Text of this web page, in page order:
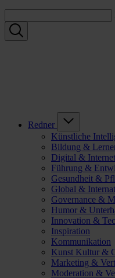
Redner
Künstliche
Bildung &
Digital & Internet
Führung &
Gesundheit &
Global &
Governance &
Humor &
Innovation &
Inspiration
Kommunikation
Kunst Kultur &
Marketing &
Moderation &